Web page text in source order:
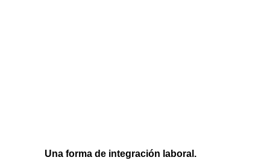
Una forma de integración laboral.